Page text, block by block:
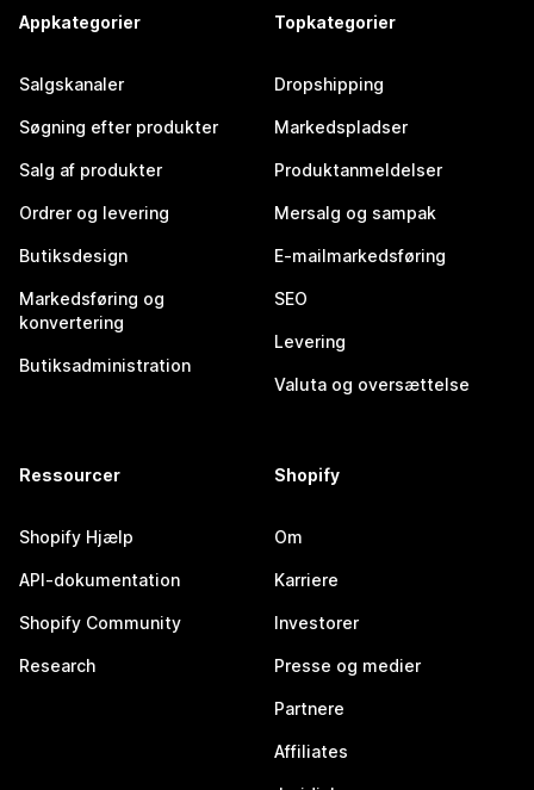
Appkategorier
Salgskanaler
Søgning efter produkter
Salg af produkter
Ordrer og levering
Butiksdesign
Markedsføring og
konvertering
Butiksadministration
Topkategorier
Dropshipping
Markedspladser
Produktanmeldelser
Mersalg og sampak
E-mailmarkedsføring
SEO
Levering
Valuta og oversættelse
Ressourcer
Shopify Hjælp
API-dokumentation
Shopify Community
Research
Shopify
Om
Karriere
Investorer
Presse og medier
Partnere
Affiliates